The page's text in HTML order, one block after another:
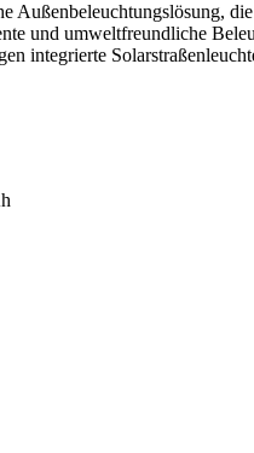
Außenbeleuchtungslösung,
und umweltfreundliche
integrierte